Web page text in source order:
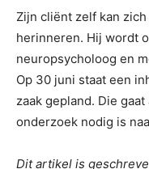
Zijn cliënt zelf kan
herinneren. Hij wordt
neuropsycholoog en
Op 30 juni staat een
zaak gepland. Die
onderzoek nodig is
Dit artikel is